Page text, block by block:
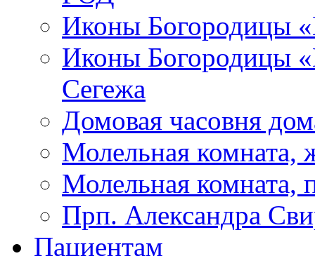
Иконы Богородицы
Иконы Богородицы
Сегежа
Домовая часовня
Молельная комната,
Молельная комната,
Прп. Александра
Пациентам